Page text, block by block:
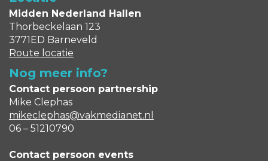
Midden Nederland Hallen
Thorbeckelaan 123
3771ED Barneveld
Route locatie
Nog meer info?
Contact persoon partnership
Mike Clephas
mikeclephas@vakmedianet.nl
06 – 51210790
Contact persoon events